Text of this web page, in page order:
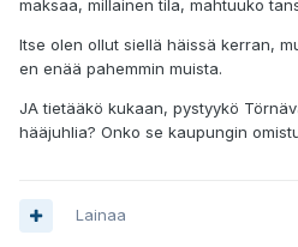
maksaa, millainen tila, mahtuuko
Itse olen ollut siellä häissä kerran,
en enää pahemmin muista.
JA tietääkö kukaan, pystyykö
hääjuhlia? Onko se kaupungin
Lainaa